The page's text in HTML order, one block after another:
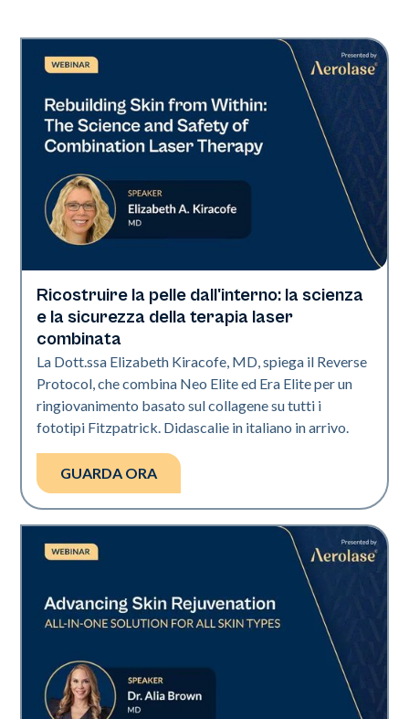
Neo + Era
Ricostruire la pelle dall'interno: la scienza
e la sicurezza della terapia laser
combinata
La Dott.ssa Elizabeth Kiracofe, MD, spiega il Reverse
Protocol, che combina Neo Elite ed Era Elite per un
ringiovanimento basato sul collagene su tutti i
fototipi Fitzpatrick. Didascalie in italiano in arrivo.
GUARDA ORA